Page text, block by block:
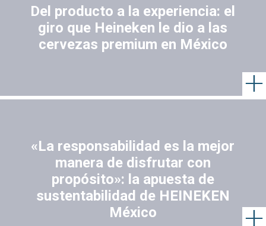
Del producto a la experiencia: el
giro que Heineken le dio a las
cervezas premium en México
«La responsabilidad es la mejor
manera de disfrutar con
propósito»: la apuesta de
sustentabilidad de HEINEKEN
México